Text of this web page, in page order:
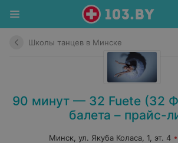
Школы танцев в Минске
90 минут — 32 Fuete (32
балета – прайс-
Минск, ул. Якуба Коласа, 1, эт. 4